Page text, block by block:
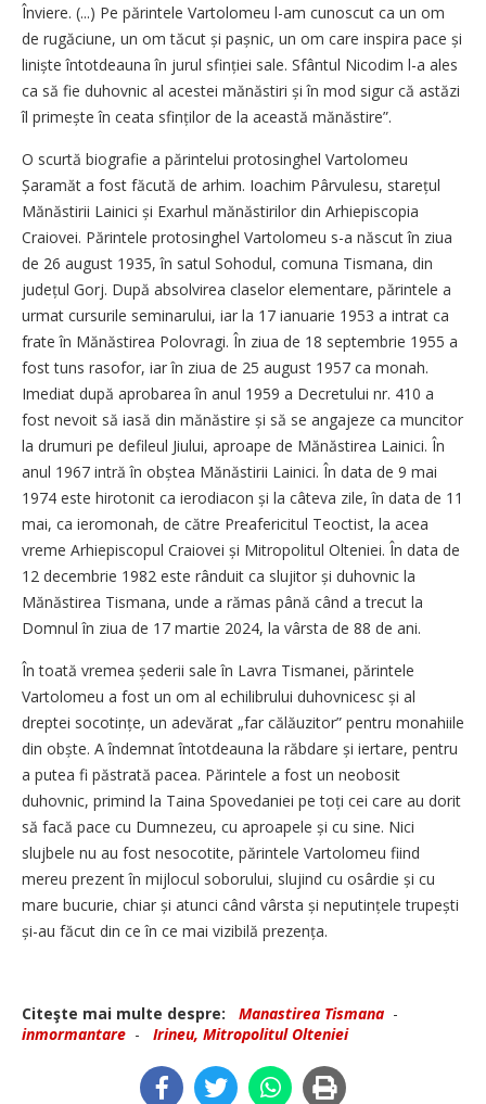
Înviere. (...) Pe părintele Vartolomeu l-am cunoscut ca un om
de rugăciune, un om tăcut și pașnic, un om care inspira pace și
liniște întotdeauna în jurul sfinției sale. Sfântul Nicodim l-a ales
ca să fie duhovnic al acestei mănăstiri și în mod sigur că astăzi
îl primește în ceata sfinților de la această mănăstire”.
O scurtă biografie a părintelui protosinghel Vartolomeu
Șaramăt a fost făcută de arhim. Ioachim Pârvulesu, starețul
Mănăstirii Lainici și Exarhul mănăstirilor din Arhiepiscopia
Craiovei. Părintele protosinghel Vartolomeu s-a născut în ziua
de 26 august 1935, în satul Sohodul, comuna Tismana, din
județul Gorj. După absolvirea claselor elementare, părintele a
urmat cursurile seminarului, iar la 17 ianuarie 1953 a intrat ca
frate în Mănăstirea Polovragi. În ziua de 18 septembrie 1955 a
fost tuns rasofor, iar în ziua de 25 august 1957 ca monah.
Imediat după aprobarea în anul 1959 a Decretului nr. 410 a
fost nevoit să iasă din mănăstire și să se angajeze ca muncitor
la drumuri pe defileul Jiului, aproape de Mănăstirea Lainici. În
anul 1967 intră în obștea Mănăstirii Lainici. În data de 9 mai
1974 este hirotonit ca ierodiacon și la câteva zile, în data de 11
mai, ca ieromonah, de către Preafericitul Teoctist, la acea
vreme Arhiepiscopul Craiovei și Mitropolitul Olteniei. În data de
12 decembrie 1982 este rânduit ca slujitor și duhovnic la
Mănăstirea Tismana, unde a rămas până când a trecut la
Domnul în ziua de 17 martie 2024, la vârsta de 88 de ani.
În toată vremea șederii sale în Lavra Tismanei, părintele
Vartolomeu a fost un om al echilibrului duhovnicesc și al
dreptei socotințe, un adevărat „far călăuzitor” pentru monahiile
din obște. A îndemnat întotdeauna la răbdare și iertare, pentru
a putea fi păstrată pacea. Părintele a fost un neobosit
duhovnic, primind la Taina Spovedaniei pe toți cei care au dorit
să facă pace cu Dumnezeu, cu aproapele și cu sine. Nici
slujbele nu au fost nesocotite, părintele Vartolomeu fiind
mereu prezent în mijlocul soborului, slujind cu osârdie și cu
mare bucurie, chiar și atunci când vârsta și neputințele trupești
și-au făcut din ce în ce mai vizibilă prezența.
Citeşte mai multe despre: Manastirea Tismana -
inmormantare - Irineu, Mitropolitul Olteniei